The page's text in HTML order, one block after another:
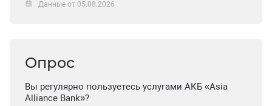
Данные от 05.08.2026
Опрос
Вы регулярно пользуетесь услугами АКБ «Asia
Alliance Bank»?